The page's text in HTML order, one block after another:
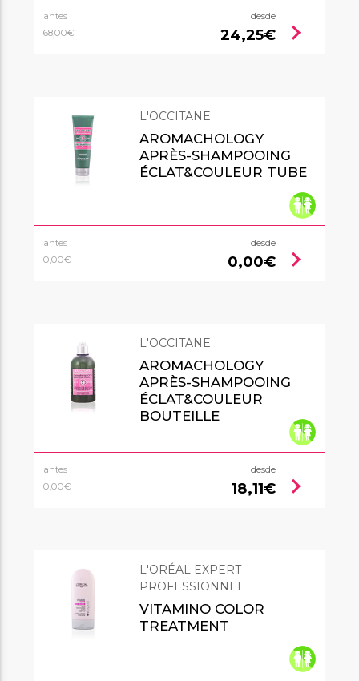
antes
68,00€
desde
24,25€ chevron_right
L'OCCITANE
AROMACHOLOGY
APRÈS-SHAMPOOING
ÉCLAT&COULEUR TUBE
antes
0,00€
desde
0,00€ chevron_right
L'OCCITANE
AROMACHOLOGY
APRÈS-SHAMPOOING
ÉCLAT&COULEUR
BOUTEILLE
antes
0,00€
desde
18,11€ chevron_right
L'ORÉAL EXPERT
PROFESSIONNEL
VITAMINO COLOR
TREATMENT